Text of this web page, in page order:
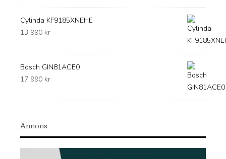
Cylinda KF9185XNEHE
13 990 kr
Bosch GIN81ACE0
17 990 kr
Annons